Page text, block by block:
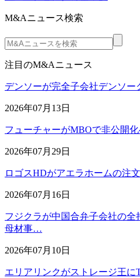
M&Aニュース検索
注目のM&Aニュース
デンソーが完全子会社デンソ
2026年07月13日
フューチャーがMBOで非公開
2026年07月29日
ロゴスHDがアエラホームの注
2026年07月16日
フジクラが中国合弁子会社の
母材事…
2026年07月10日
エリアリンクがストレージ王に